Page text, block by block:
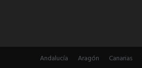
Andalucía Aragón Canarias